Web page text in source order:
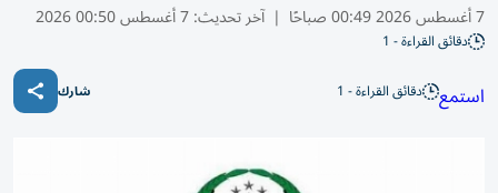
7 أغسطس 2026 00:49 صباحًا | آخر تحديث:7 أغسطس 00:50 2026
دقائق القراءة - 1
استمع دقائق القراءة - 1 شارك